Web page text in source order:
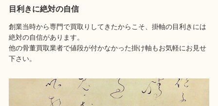
目利きに絶対の自信
創業当時から専門で買取りしてきたからこそ、掛軸の目利きには
絶対の自信があります。
他の骨董買取業者で値段が付かなかった掛け軸もお気軽にお見せ
下さい。